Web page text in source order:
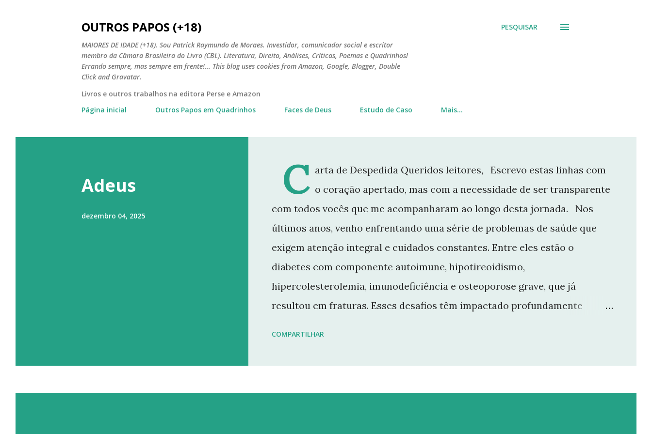
OUTROS PAPOS (+18)
MAIORES DE IDADE (+18). Sou Patrick Raymundo de Moraes. Investidor, comunicador social e escritor
membro da Câmara Brasileira do Livro (CBL). Literatura, Direito, Análises, Críticas, Poemas e Quadrinhos!
Errando sempre, mas sempre em frente!... This blog uses cookies from Amazon, Google, Blogger, Double
Click and Gravatar.
PESQUISAR
Livros e outros trabalhos na editora Perse e Amazon
Página inicial
Outros Papos em Quadrinhos Faces de Deus Estudo de Caso Mais…
Adeus
dezembro 04, 2025
C arta de Despedida Queridos leitores, Escrevo estas linhas com
o coração apertado, mas com a necessidade de ser transparente
com todos vocês que me acompanharam ao longo desta jornada. Nos
últimos anos, venho enfrentando uma série de problemas de saúde que
exigem atenção integral e cuidados constantes. Entre eles estão o
diabetes com componente autoimune, hipotireoidismo,
hipercolesterolemia, imunodeficiência e osteoporose grave, que já
resultou em fraturas. Esses desafios têm impactado profundamente
decisão de dar uma pausa no blog. Não posso garantir quando — ou se —
COMPARTILHAR